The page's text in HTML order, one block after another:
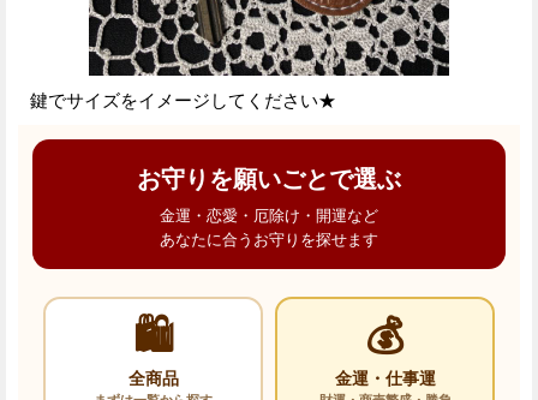
鍵でサイズをイメージしてください★
お守りを願いごとで選ぶ
金運・恋愛・厄除け・開運など
あなたに合うお守りを探せます
🛍️
全商品
💰
金運・仕事運